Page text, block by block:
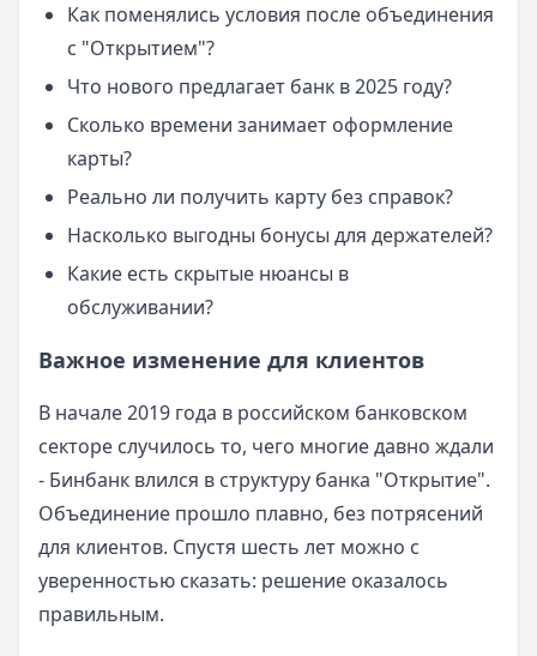
Как поменялись условия после объединения
с "Открытием"?
Что нового предлагает банк в 2025 году?
Сколько времени занимает оформление
карты?
Реально ли получить карту без справок?
Насколько выгодны бонусы для держателей?
Какие есть скрытые нюансы в
обслуживании?
Важное изменение для клиентов
В начале 2019 года в российском банковском
секторе случилось то, чего многие давно ждали
- Бинбанк влился в структуру банка "Открытие".
Объединение прошло плавно, без потрясений
для клиентов. Спустя шесть лет можно с
уверенностью сказать: решение оказалось
правильным.